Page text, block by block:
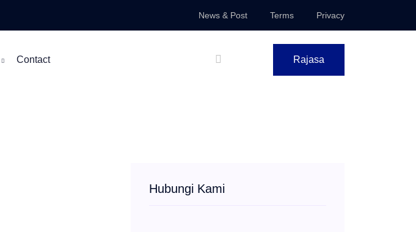
News & Post Terms Privacy
Contact Rajasa
Hubungi Kami